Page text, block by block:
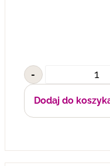
-
Dodaj do